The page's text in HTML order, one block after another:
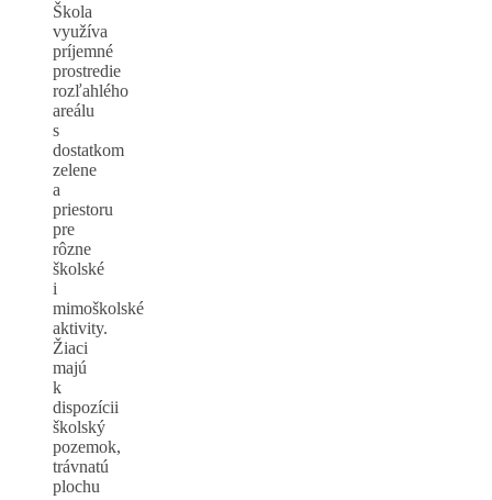
Škola
využíva
príjemné
prostredie
rozľahlého
areálu
s
dostatkom
zelene
a
priestoru
pre
rôzne
školské
i
mimoškolské
aktivity.
Žiaci
majú
k
dispozícii
školský
pozemok,
trávnatú
plochu